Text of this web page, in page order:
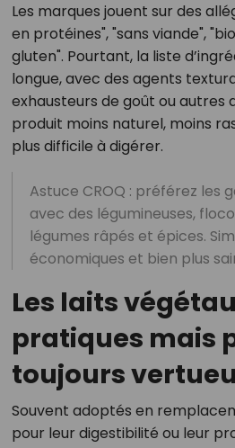
Les marques jouent sur des
en protéines", "sans viande",
gluten". Pourtant, la liste
longue, avec des agents
exhausteurs de goût ou autres
produit moins naturel, moins
plus difficile à digérer.
Astuce CROQ : préférez les
avec des légumineuses,
légumes râpés et épices.
économiques et bien plus
Les laits
pratiques mais
toujours
Souvent adoptés en
pour leur digestibilité ou leur